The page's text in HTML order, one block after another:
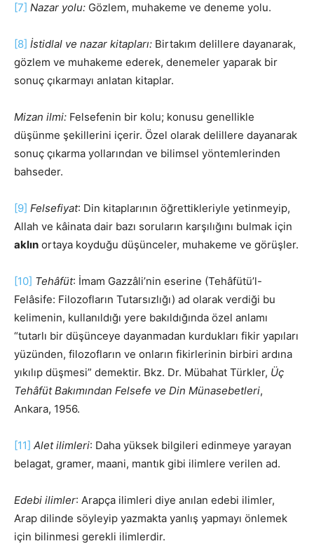
[7] Nazar yolu: Gözlem, muhakeme ve deneme yolu.
[8] İstidlal ve nazar kitapları: Birtakım delillere dayanarak,
gözlem ve muhakeme ederek, denemeler yaparak bir
sonuç çıkarmayı anlatan kitaplar.
Mizan ilmi: Felsefenin bir kolu; konusu genellikle
düşünme şekillerini içerir. Özel olarak delillere dayanarak
sonuç çıkarma yollarından ve bilimsel yöntemlerinden
bahseder.
[9] Felsefiyat: Din kitaplarının öğrettikleriyle yetinmeyip,
Allah ve kâinata dair bazı soruların karşılığını bulmak için
aklın ortaya koyduğu düşünceler, muhakeme ve görüşler.
[10] Tehâfüt: İmam Gazzâli’nin eserine (Tehâfütü’l-
Felâsife: Filozofların Tutarsızlığı) ad olarak verdiği bu
kelimenin, kullanıldığı yere bakıldığında özel anlamı
“tutarlı bir düşünceye dayanmadan kurdukları fikir yapıları
yüzünden, filozofların ve onların fikirlerinin birbiri ardına
yıkılıp düşmesi” demektir. Bkz. Dr. Mübahat Türkler, Üç
Tehâfüt Bakımından Felsefe ve Din Münasebetleri,
Ankara, 1956.
[11] Alet ilimleri: Daha yüksek bilgileri edinmeye yarayan
belagat, gramer, maani, mantık gibi ilimlere verilen ad.
Edebi ilimler: Arapça ilimleri diye anılan edebi ilimler,
Arap dilinde söyleyip yazmakta yanlış yapmayı önlemek
için bilinmesi gerekli ilimlerdir.